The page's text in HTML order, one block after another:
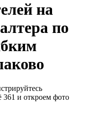
на
по
и откроем фото